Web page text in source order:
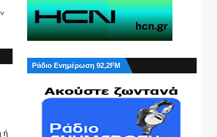
ή
Ράδιο Ενημέρωση 92,2FM